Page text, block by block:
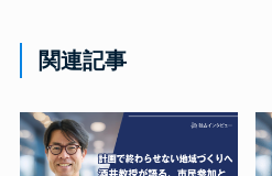
関連記事